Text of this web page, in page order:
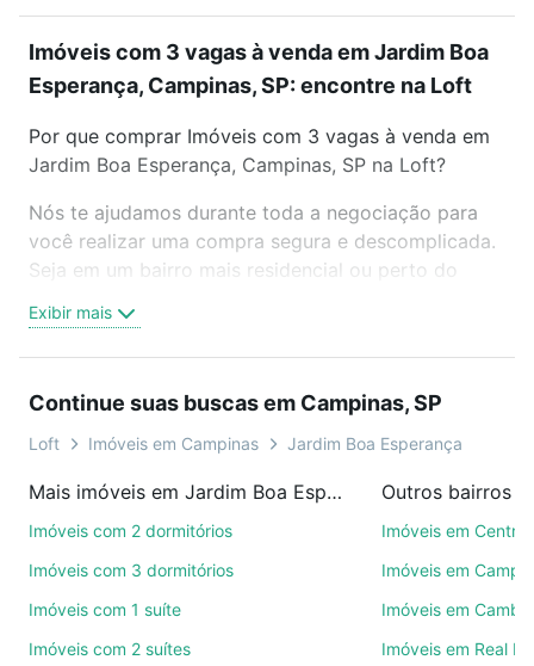
Imóveis com 3 vagas à venda em Jardim Boa
Esperança, Campinas, SP: encontre na Loft
Por que comprar Imóveis com 3 vagas à venda em
Jardim Boa Esperança, Campinas, SP na Loft?
Nós te ajudamos durante toda a negociação para
você realizar uma compra segura e descomplicada.
Seja em um bairro mais residencial ou perto do
oferta ideal de Imóveis com 3 vagas à venda em
Jardim Boa Esperança, Campinas, SP para
ou por videochamada, é grátis, sem compromisso e
você ainda conta com mais de 46 mil corretores e
de imóveis.
ruas, bairros e até condomínios favoritos. Você
também pode usar os filtros como quantidade de
Exibir mais
Continue suas buscas em Campinas, SP
Loft Imóveis em Campinas Jardim Boa Esperança
Mais imóveis em Jardim Boa Esperança
Imóveis com 2 dormitórios
Imóveis com 3 dormitórios
Imóveis com 1 suíte
Imóveis com 2 suítes
Outros bairros
Imóveis em Centro
Imóveis em
Imóveis em Cambuí
Imóveis em Real